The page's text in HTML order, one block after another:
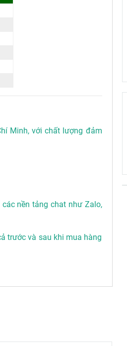
Minh, với chất lượng đảm
nền tảng chat như Zalo,
trước và sau khi mua hàng